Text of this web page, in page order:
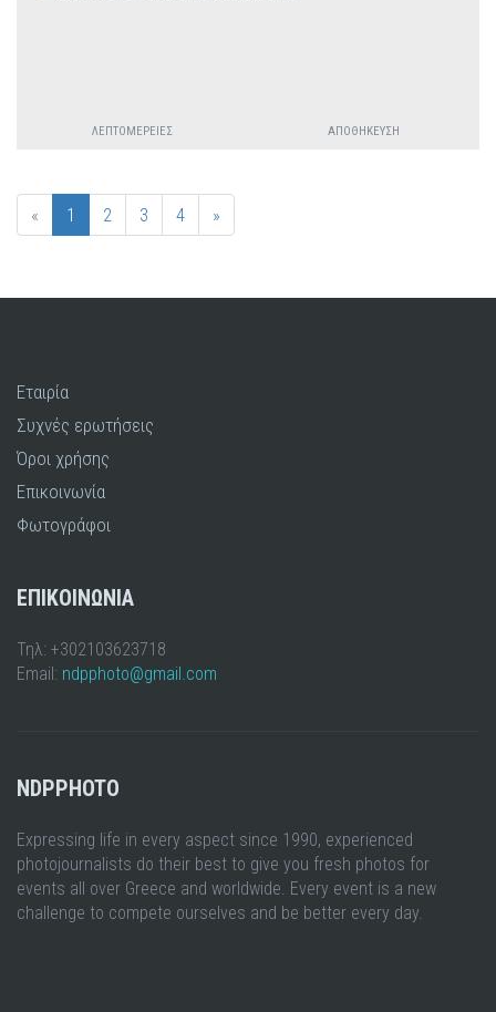
ΛΕΠΤΟΜΈΡΕΙΕΣ ΑΠΟΘΉΚΕΥΣΗ
« 1 2 3 4 »
Εταιρία
Συχνές ερωτήσεις
Όροι χρήσης
Επικοινωνία
Φωτογράφοι
ΕΠΙΚΟΙΝΩΝΙΑ
Τηλ: +302103623718
Email: ndpphoto@gmail.com
NDPPHOTO
Expressing life in every aspect since 1990, experienced
photojournalists do their best to give you fresh photos for
events all over Greece and worldwide. Every event is a new
challenge to compete ourselves and be better every day.